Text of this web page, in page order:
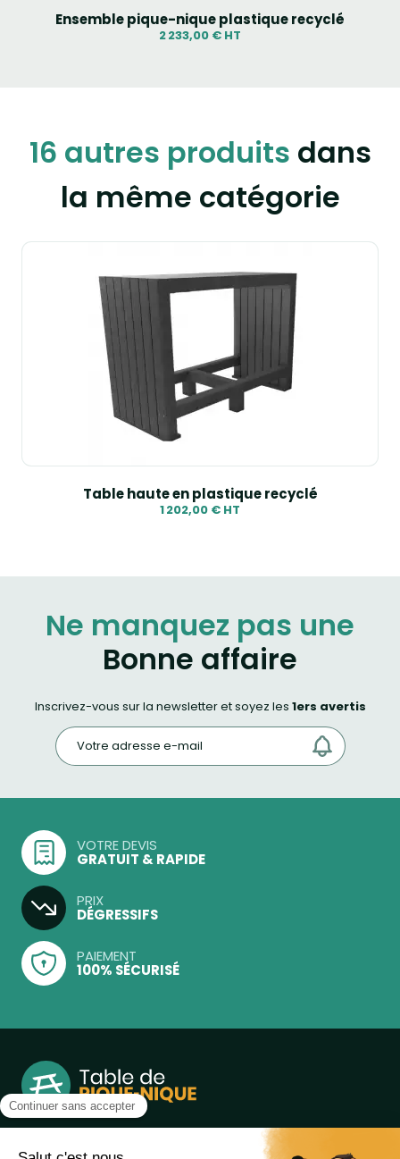
Ensemble pique-nique plastique recyclé
2 233,00 € HT
16 autres produits dans
la même catégorie
Table haute en plastique recyclé
1 202,00 € HT
Ne manquez pas une
Bonne affaire
Inscrivez-vous sur la newsletter et soyez les 1ers avertis
VOTRE DEVIS
GRATUIT & RAPIDE
PRIX
DÉGRESSIFS
PAIEMENT
100% SÉCURISÉ
Notre boutique, spécialisée dans la vente de table de